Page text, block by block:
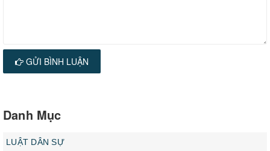
GỬI BÌNH LUẬN
Danh Mục
LUẬT DÂN SỰ